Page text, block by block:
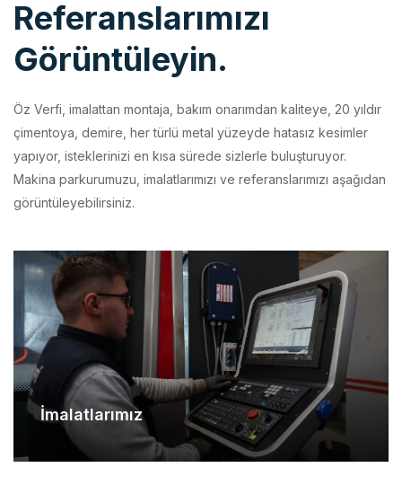
Görüntüleyin.
Öz Verfi, imalattan montaja, bakım onarımdan kaliteye, 20 yıldır
yapıyor, isteklerinizi en kısa sürede sizlerle buluşturuyor.
Makina parkurumuzu, imalatlarımızı ve referanslarımızı aşağıdan
görüntüleyebilirsiniz.
İmalatlarımız